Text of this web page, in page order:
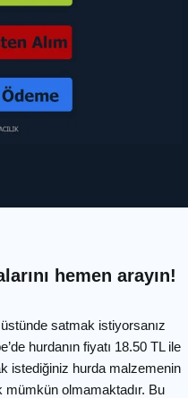
hemen arayın!
satmak istiyorsanız
hurdanın fiyatı 18.50 TL ile
istediğiniz hurda malzemenin
olmamaktadır. Bu